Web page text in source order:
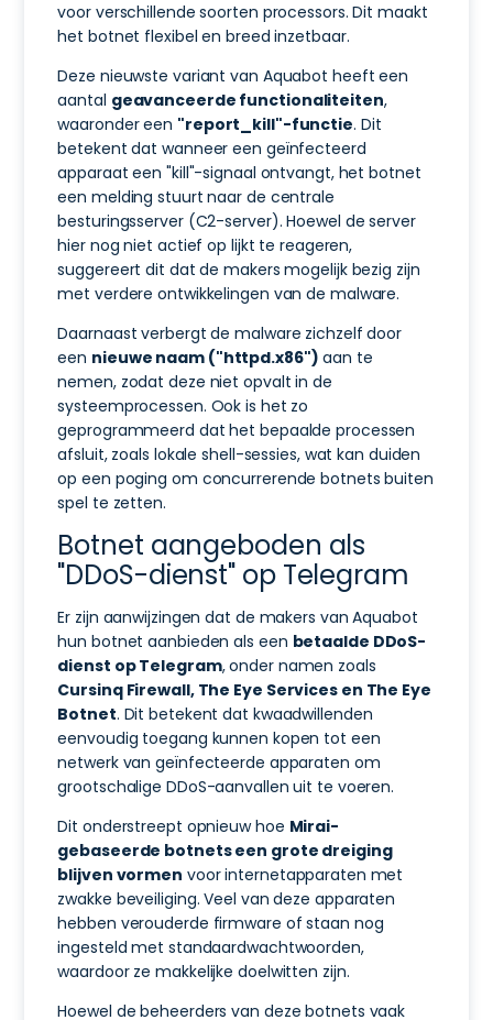
voor verschillende soorten processors. Dit maakt
het botnet flexibel en breed inzetbaar.
Deze nieuwste variant van Aquabot heeft een
aantal geavanceerde functionaliteiten,
waaronder een "report_kill"-functie. Dit
betekent dat wanneer een geïnfecteerd
apparaat een "kill"-signaal ontvangt, het botnet
een melding stuurt naar de centrale
besturingsserver (C2-server). Hoewel de server
hier nog niet actief op lijkt te reageren,
suggereert dit dat de makers mogelijk bezig zijn
met verdere ontwikkelingen van de malware.
Daarnaast verbergt de malware zichzelf door
een nieuwe naam ("httpd.x86") aan te
nemen, zodat deze niet opvalt in de
systeemprocessen. Ook is het zo
geprogrammeerd dat het bepaalde processen
afsluit, zoals lokale shell-sessies, wat kan duiden
op een poging om concurrerende botnets buiten
spel te zetten.
Botnet aangeboden als
"DDoS-dienst" op Telegram
Er zijn aanwijzingen dat de makers van Aquabot
hun botnet aanbieden als een betaalde DDoS-
dienst op Telegram, onder namen zoals
Cursinq Firewall, The Eye Services en The Eye
Botnet. Dit betekent dat kwaadwillenden
eenvoudig toegang kunnen kopen tot een
netwerk van geïnfecteerde apparaten om
grootschalige DDoS-aanvallen uit te voeren.
Dit onderstreept opnieuw hoe Mirai-
gebaseerde botnets een grote dreiging
blijven vormen voor internetapparaten met
zwakke beveiliging. Veel van deze apparaten
hebben verouderde firmware of staan nog
ingesteld met standaardwachtwoorden,
waardoor ze makkelijke doelwitten zijn.
Hoewel de beheerders van deze botnets vaak